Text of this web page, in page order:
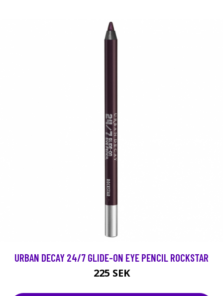
URBAN DECAY 24/7 GLIDE-ON EYE PENCIL ROCKSTAR
225 SEK